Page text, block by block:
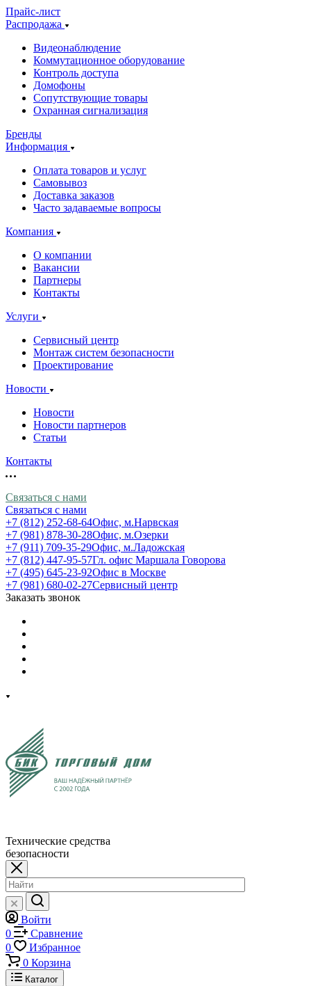
Прайс-лист
Распродажа
Видеонаблюдение
Коммутационное оборудование
Контроль доступа
Домофоны
Сопутствующие товары
Охранная сигнализация
Бренды
Информация
Оплата товаров и услуг
Самовывоз
Доставка заказов
Часто задаваемые вопросы
Компания
О компании
Вакансии
Партнеры
Контакты
Услуги
Сервисный центр
Монтаж систем безопасности
Проектирование
Новости
Новости
Новости партнеров
Статьи
Контакты
Связаться с нами
Связаться с нами
+7 (812) 252-68-64Офис, м.Нарвская
+7 (981) 878-30-28Офис, м.Озерки
+7 (911) 709-35-29Офис, м.Ладожская
+7 (812) 447-95-57Гл. офис Маршала Говорова
+7 (495) 645-23-92Офис в Москве
+7 (981) 680-02-27Сервисный центр
Заказать звонок
Технические средства
безопасности
Войти
0
Сравнение
0
Избранное
0 Корзина
Каталог